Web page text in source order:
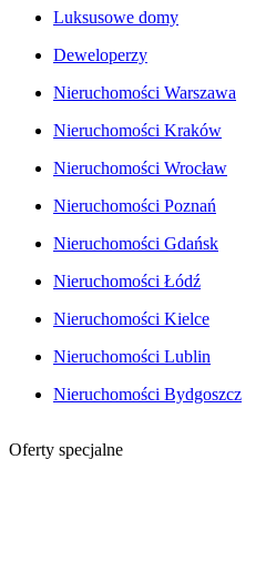
Luksusowe domy
Deweloperzy
Nieruchomości Warszawa
Nieruchomości Kraków
Nieruchomości Wrocław
Nieruchomości Poznań
Nieruchomości Gdańsk
Nieruchomości Łódź
Nieruchomości Kielce
Nieruchomości Lublin
Nieruchomości Bydgoszcz
Oferty specjalne